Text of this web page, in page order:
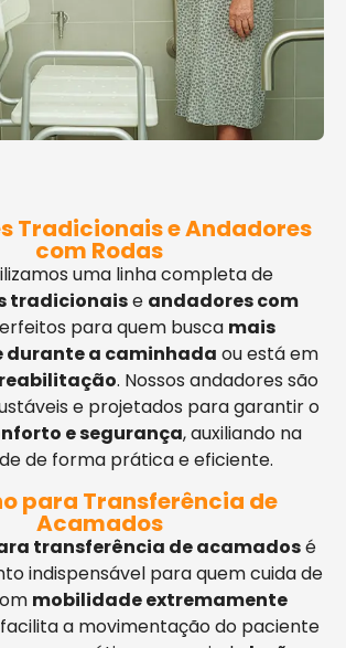
Tradicionais e Andadores
com Rodas
uma linha completa de
tradicionaise andadores com
para quem busca mais
a caminhada ou está em
. Nossos andadores são
e projetados para garantir o
e segurança, auxiliando na
de forma prática e eficiente.
para Transferência de
Acamados
transferência de acamadosé
indispensável para quem cuida de
mobilidade extremamente
facilita a movimentação do paciente